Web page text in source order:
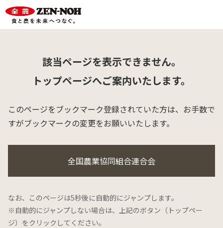
該当ページを表示できません。
トップページへご案内いたします。
このページをブックマーク登録されていた方は、 お手数で
すがブックマークの変更をお願いいたします。
全国農業協同組合連合会
なお、このページは5秒後に自動的にジャンプします。
※自動的にジャンプしない場合は、上記のボタン（トップペー
ジ）をクリックしてください。